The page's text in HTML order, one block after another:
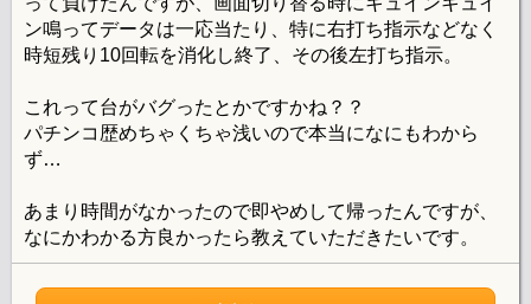
ン鳴ってデータは一応当たり、特に右打ち指示などなく
時短残り10回転を消化し終了、その後左打ち指示。
これって台がバグったとかですかね？？
パチンコ歴めちゃくちゃ浅いので本当になにもわから
ず…
あまり時間がなかったので即やめして帰ったんですが、
なにかわかる方良かったら教えていただきたいです。